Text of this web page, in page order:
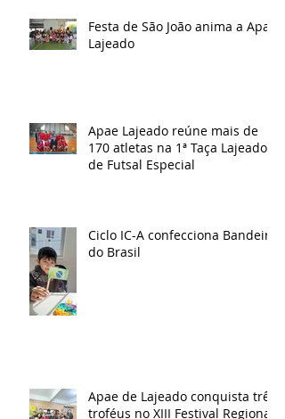
Festa de São João anima a Apae
Lajeado
Apae Lajeado reúne mais de
170 atletas na 1ª Taça Lajeado
de Futsal Especial
Ciclo IC-A confecciona Bandeira
do Brasil
Apae de Lajeado conquista três
troféus no XIII Festival Regional